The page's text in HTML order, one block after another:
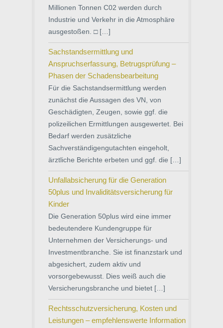
Millionen Tonnen C02 werden durch
Industrie und Verkehr in die Atmosphäre
ausgestoßen. □ […]
Sachstandsermittlung und
Anspruchserfassung, Betrugsprüfung –
Phasen der Schadensbearbeitung
Für die Sachstandsermittlung werden
zunächst die Aussagen des VN, von
Geschädigten, Zeugen, sowie ggf. die
polizeilichen Ermittlungen ausgewertet. Bei
Bedarf werden zusätzliche
Sachverständigengutachten eingeholt,
ärztliche Berichte erbeten und ggf. die […]
Unfallabsicherung für die Generation
50plus und Invaliditätsversicherung für
Kinder
Die Generation 50plus wird eine immer
bedeutendere Kundengruppe für
Unternehmen der Versicherungs- und
Investmentbranche. Sie ist finanzstark und
abgesichert, zudem aktiv und
vorsorgebewusst. Dies weiß auch die
Versicherungsbranche und bietet […]
Rechtsschutzversicherung, Kosten und
Leistungen – empfehlenswerte Information